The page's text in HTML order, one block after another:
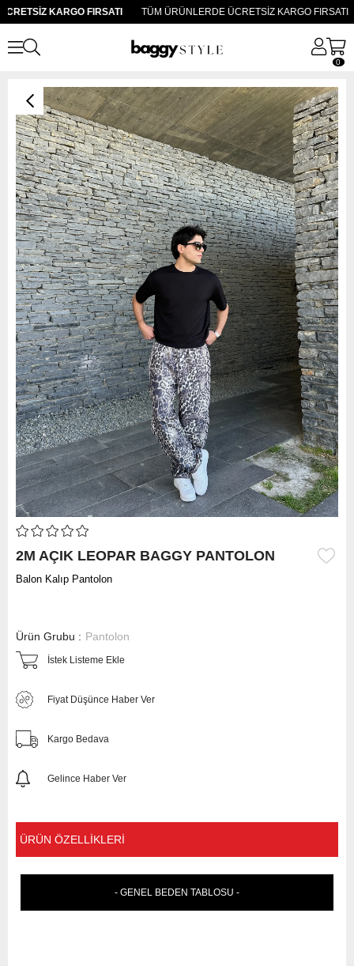
KARGO FIRSATI TÜM ÜRÜNLERDE ÜCRETSİZ KARGO FIRSATI
0
2M AÇIK LEOPAR BAGGY PANTOLON
Balon Kalıp Pantolon
Ürün Grubu : Pantolon
İstek Listeme Ekle
Fiyat Düşünce Haber Ver
Kargo Bedava
Gelince Haber Ver
ÜRÜN ÖZELLIKLERI
- GENEL BEDEN TABLOSU -